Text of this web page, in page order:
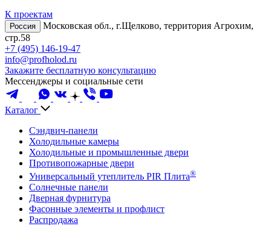
К проектам
Россия
Московская обл., г.Щелково, территория Агрохим,
стр.58
+7 (495) 146-19-47
info@profholod.ru
Закажите бесплатную консультацию
Мессенджеры и социальные сети
Каталог
Сэндвич-панели
Холодильные камеры
Холодильные и промышленные двери
Противопожарные двери
Универсальный утеплитель PIR Плита®
Солнечные панели
Дверная фурнитура
Фасонные элементы и профлист
Распродажа